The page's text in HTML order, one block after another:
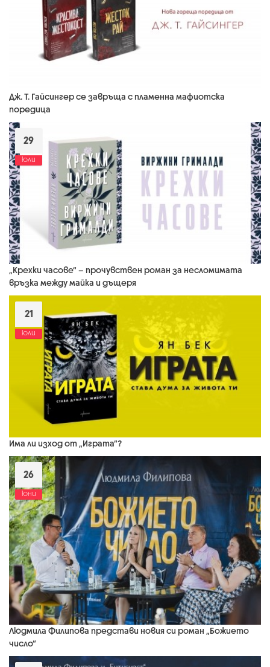
Дж. Т. Гайсингер се завръща с пламенна мафиотска
поредица
29
юли
„Крехки часове“ – прочувствен роман за несломимата
връзка между майка и дъщеря
21
юли
Има ли изход от „Играта“?
26
юни
Людмила Филипова представи новия си роман „Божието
число“